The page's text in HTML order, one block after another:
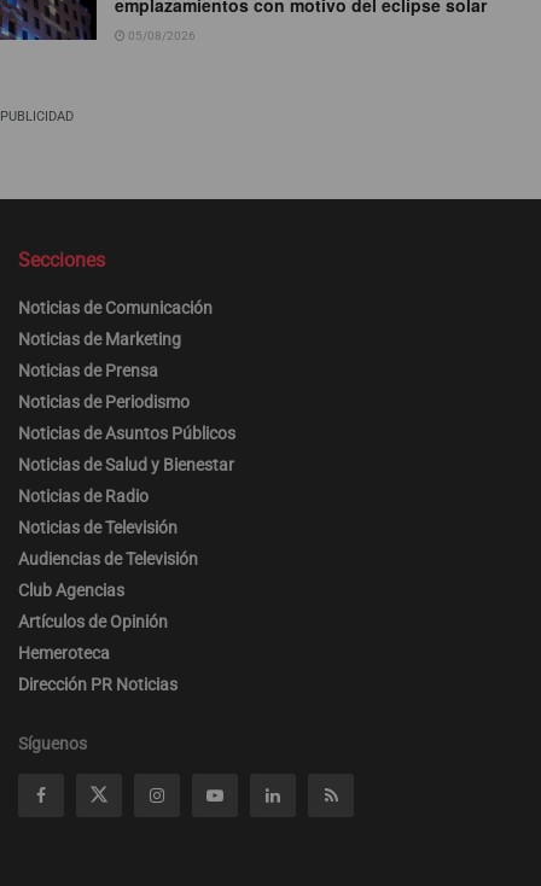
emplazamientos con motivo del eclipse solar
05/08/2026
PUBLICIDAD
Secciones
Noticias de Comunicación
Noticias de Marketing
Noticias de Prensa
Noticias de Periodismo
Noticias de Asuntos Públicos
Noticias de Salud y Bienestar
Noticias de Radio
Noticias de Televisión
Audiencias de Televisión
Club Agencias
Artículos de Opinión
Hemeroteca
Dirección PR Noticias
Síguenos